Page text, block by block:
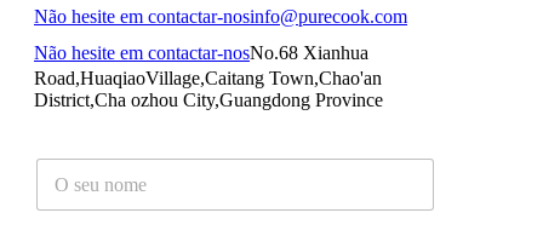
Não hesite em contactar-nosinfo@purecook.com
Não hesite em contactar-nosNo.68 Xianhua
Road,HuaqiaoVillage,Caitang Town,Chao'an
District,Cha ozhou City,Guangdong Province